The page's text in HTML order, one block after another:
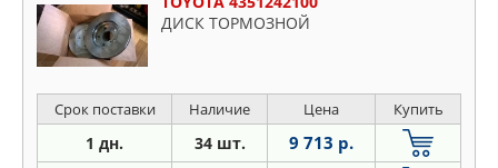
ДИСК ТОРМОЗНОЙ
Срок поставки Наличие Цена Купить
1 дн. 34 шт. 9 713 р.